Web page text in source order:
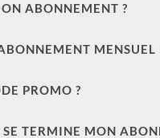
COMMENT RENOUVELER MON ABONNEMENT ?
MENSUEL
PROMO ?
TERMINE MON